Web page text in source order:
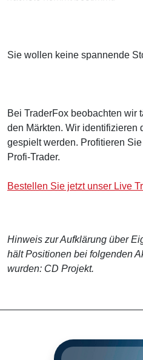
Sie wollen keine spannende
Bei TraderFox beobachten wir
den Märkten. Wir identifizieren
gespielt werden. Profitieren
Profi-Trader.
Bestellen Sie jetzt unser Live
Hinweis zur Aufklärung über
hält Positionen bei folgenden
wurden: CD Projekt.